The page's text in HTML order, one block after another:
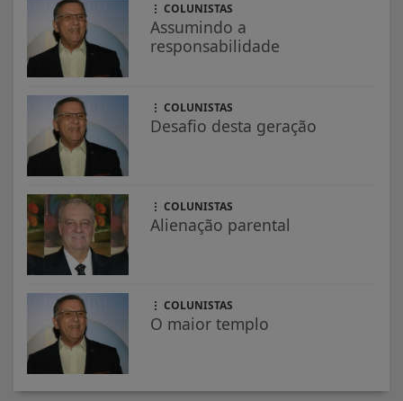
COLUNISTAS
Assumindo a
responsabilidade
COLUNISTAS
Desafio desta geração
COLUNISTAS
Alienação parental
COLUNISTAS
O maior templo